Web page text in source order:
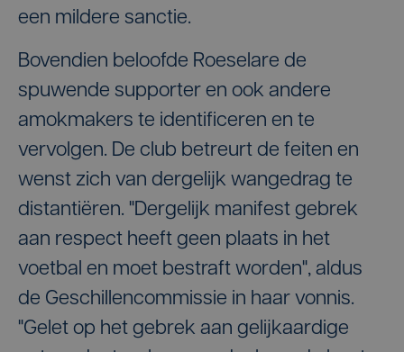
een mildere sanctie.
Bovendien beloofde Roeselare de
spuwende supporter en ook andere
amokmakers te identificeren en te
vervolgen. De club betreurt de feiten en
wenst zich van dergelijk wangedrag te
distantiëren. "Dergelijk manifest gebrek
aan respect heeft geen plaats in het
voetbal en moet bestraft worden", aldus
de Geschillencommissie in haar vonnis.
"Gelet op het gebrek aan gelijkaardige